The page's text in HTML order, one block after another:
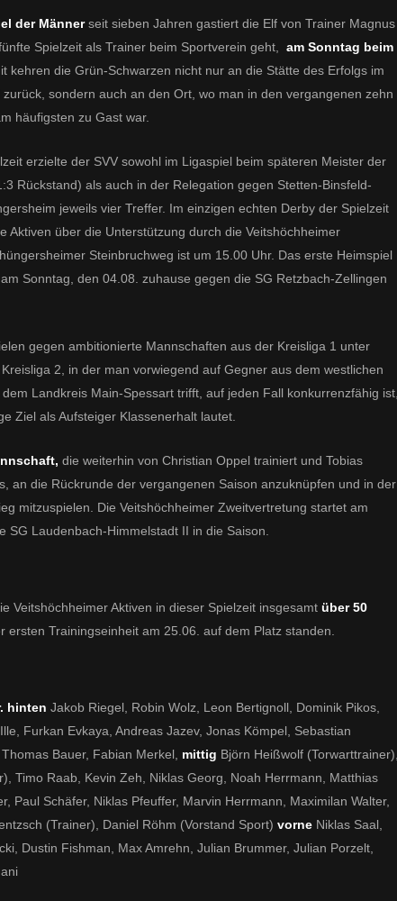
der Männerseit sieben Jahren gastiert die Elf von Trainer Magnus
Spielzeit als Trainer beim Sportverein geht, am Sonntag beim
kehren die Grün-Schwarzen nicht nur an die Stätte des Erfolgs im
sondern auch an den Ort, wo man in den vergangenen zehn
häufigsten zu Gast war.
erzielte der SVV sowohl im Ligaspiel beim späteren Meister der
Rückstand) als auch in der Relegation gegen Stetten-Binsfeld-
jeweils vier Treffer. Im einzigen echten Derby der Spielzeit
Aktiven über die Unterstützung durch die Veitshöchheimer
Steinbruchweg ist um 15.00 Uhr. Das erste Heimspiel
Sonntag, den 04.08. zuhause gegen die SG Retzbach-Zellingen
gegen ambitionierte Mannschaften aus der Kreisliga 1 unter
2, in der man vorwiegend auf Gegner aus dem westlichen
Landkreis Main-Spessart trifft, auf jeden Fall konkurrenzfähig ist,
Ziel als Aufsteiger Klassenerhalt lautet.
die weiterhin von Christian Oppel trainiert und Tobias
an die Rückrunde der vergangenen Saison anzuknüpfen und in der
mitzuspielen. Die Veitshöchheimer Zweitvertretung startet am
SG Laudenbach-Himmelstadt II in die Saison.
Veitshöchheimer Aktiven in dieser Spielzeit insgesamt über 50
ersten Trainingseinheit am 25.06. auf dem Platz standen.
hinten Jakob Riegel, Robin Wolz, Leon Bertignoll, Dominik Pikos,
Furkan Evkaya, Andreas Jazev, Jonas Kömpel, Sebastian
Bauer, Fabian Merkel, mittig Björn Heißwolf (Torwarttrainer),
Timo Raab, Kevin Zeh, Niklas Georg, Noah Herrmann, Matthias
Paul Schäfer, Niklas Pfeuffer, Marvin Herrmann, Maximilan Walter,
(Trainer), Daniel Röhm (Vorstand Sport) vorne Niklas Saal,
Dustin Fishman, Max Amrehn, Julian Brummer, Julian Porzelt,